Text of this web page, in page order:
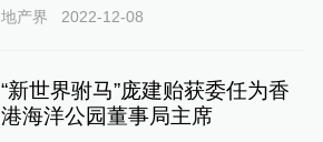
地产界 2022-12-08
“新世界驸马”庞建贻获委任为香
港海洋公园董事局主席